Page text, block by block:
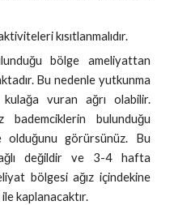
kısıtlanmalıdır.
bölge ameliyattan
Bu nedenle yutkunma
kulağa vuran ağrı olabilir.
bademciklerin bulunduğu
olduğunu görürsünüz. Bu
değildir ve 3-4 hafta
bölgesi ağız içindekine
kaplanacaktır.